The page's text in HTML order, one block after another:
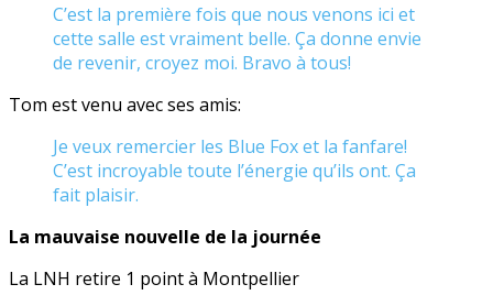
C’est la première fois que nous venons ici et
cette salle est vraiment belle. Ça donne envie
de revenir, croyez moi. Bravo à tous!
Tom est venu avec ses amis:
Je veux remercier les Blue Fox et la fanfare!
C’est incroyable toute l’énergie qu’ils ont. Ça
fait plaisir.
La mauvaise nouvelle de la journée
La LNH retire 1 point à Montpellier